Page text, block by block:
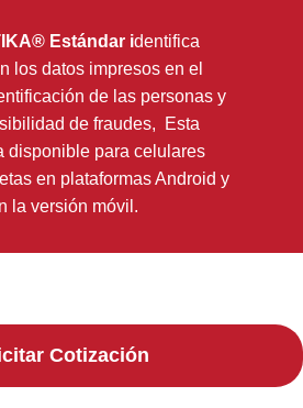
Estándar identifica
los datos impresos en el
de las personas y
de fraudes, Esta
disponible para celulares
en plataformas Android y
la versión móvil.
Cotización